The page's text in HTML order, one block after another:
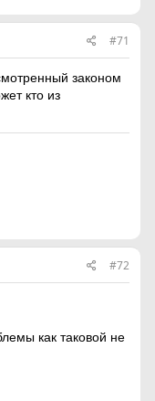
#71
законом
кто из
#72
как таковой не